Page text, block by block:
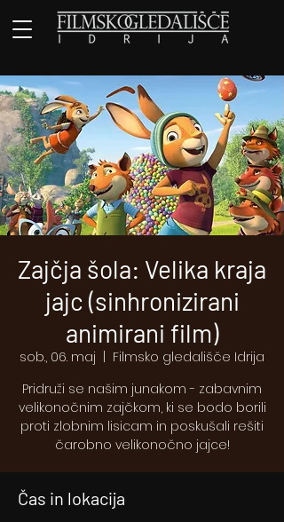
Zajčja šola: Velika kraja
jajc (sinhronizirani
animirani film)
sob., 06. maj
Filmsko gledališče Idrija
Pridruži se našim junakom - zabavnim
velikonočnim zajčkom, ki se bodo borili
proti zlobnim lisicam in poskušali rešiti
čarobno velikonočno jajce!
Čas in lokacija